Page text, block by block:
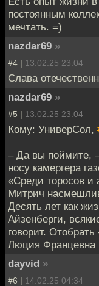
постоянным
мечтать. =)
nazdar69 »
#4 | 13.02.25 23:04
Слава
nazdar69 »
#5 | 13.02.25 23:04
Кому: УниверСол,
– Да вы поймите,
носу камергера
«Среди торосов и
Митрич
Десять лет как
Айзенберги,
говорит.
Люция Францевна
dayvid »
#6 | 14.02.25 04:34